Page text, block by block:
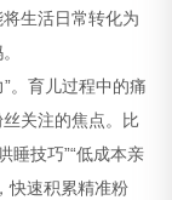
生活日常转化为
。育儿过程中的痛
关注的焦点。比
睡技巧”“低成本亲
快速积累精准粉